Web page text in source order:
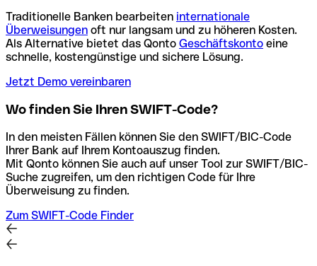
Traditionelle Banken bearbeiten internationale
Überweisungen oft nur langsam und zu höheren Kosten.
Als Alternative bietet das Qonto Geschäftskonto eine
schnelle, kostengünstige und sichere Lösung.
Jetzt Demo vereinbaren
Wo finden Sie Ihren SWIFT-Code?
In den meisten Fällen können Sie den SWIFT/BIC-Code
Ihrer Bank auf Ihrem Kontoauszug finden.
Mit Qonto können Sie auch auf unser Tool zur SWIFT/BIC-
Suche zugreifen, um den richtigen Code für Ihre
Überweisung zu finden.
Zum SWIFT-Code Finder